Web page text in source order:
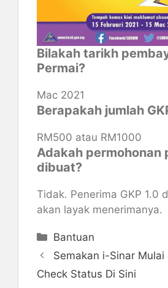
Bilakah tarikh
Permai?
Mac 2021
Berapakah jumlah
RM500 atau RM1000
Adakah permohonan
dibuat?
Tidak. Penerima GKP 1.0
akan layak menerimanya.
Categories
Bantuan
Semakan i-Sinar Mulai
Check Status Di Sini